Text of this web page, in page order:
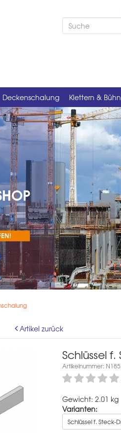
Deckenschalung Klettern &
Artikel zurück
Schlüssel
Artikelnummer:
Gewicht: 2.01 kg
Varianten:
Schlüssel f. Steck-